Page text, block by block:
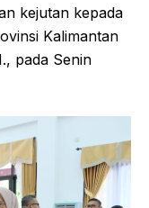
kejutan kepada
Kalimantan
pada Senin